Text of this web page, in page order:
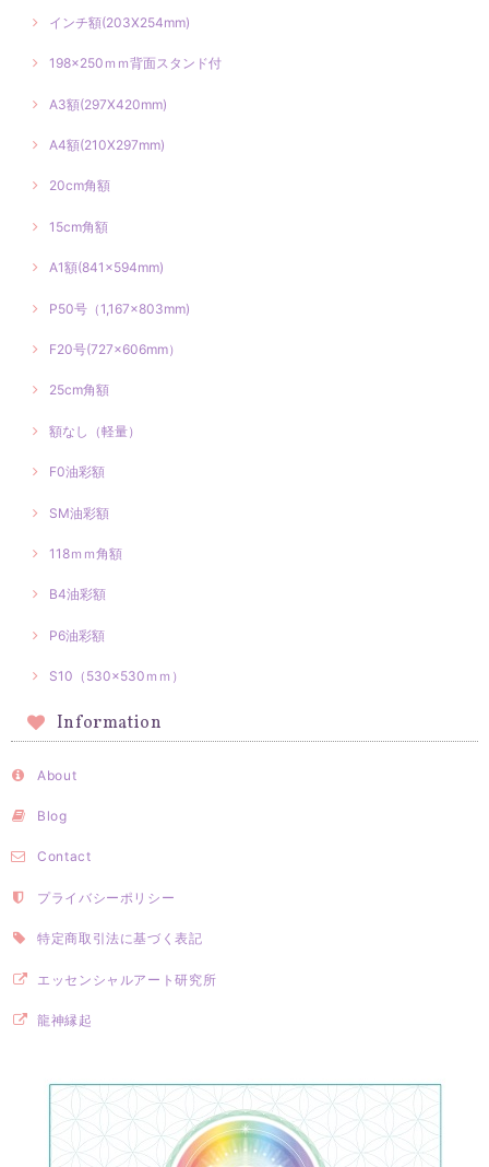
インチ額(203X254mm)
198×250ｍｍ背面スタンド付
A3額(297X420mm)
A4額(210X297mm)
20cm角額
15cm角額
A1額(841×594mm)
P50号（1,167×803mm)
F20号(727×606mm）
25cm角額
額なし（軽量）
F0油彩額
SM油彩額
118ｍｍ角額
B4油彩額
P6油彩額
S10（530×530ｍｍ）
Information
About
Blog
Contact
プライバシーポリシー
特定商取引法に基づく表記
エッセンシャルアート研究所
龍神縁起